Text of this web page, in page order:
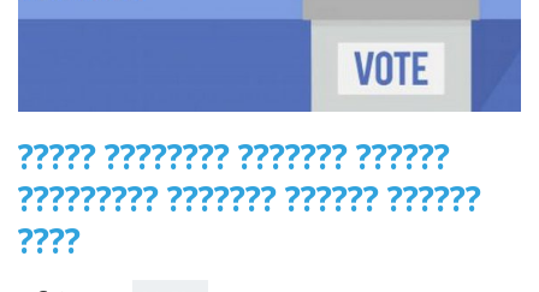
????? ???????? ??????? ??????
????????? ??????? ?????? ??????
????